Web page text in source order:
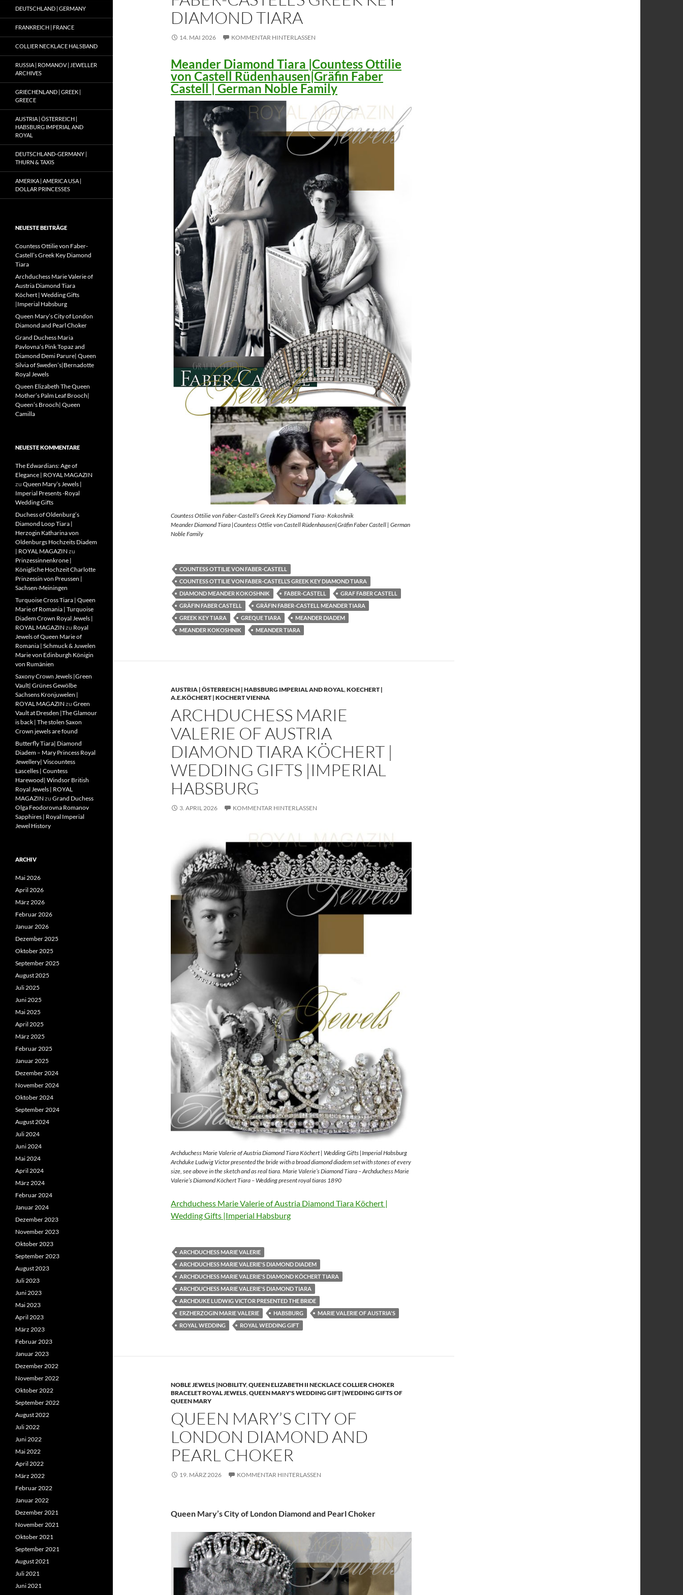
DIAMOND TIARA
14. MAI 2026 KOMMENTAR HINTERLASSEN
Meander Diamond Tiara |Countess Ottilie
von Castell Rüdenhausen|Gräfin Faber
Castell | German Noble Family
Countess Ottilie von Faber-Castell’s Greek Key Diamond Tiara- Kokoshnik
Meander Diamond Tiara |Countess Ottlie von Castell Rüdenhausen|Gräfin Faber Castell | German
Noble Family
COUNTESS OTTILIE VON FABER-CASTELL
COUNTESS OTTILIE VON FABER-CASTELL’S GREEK KEY DIAMOND TIARA
DIAMOND MEANDER KOKOSHNIK
FABER-CASTELL
GRAF FABER CASTELL
GRÄFIN FABER CASTELL
GRÄFIN FABER-CASTELL MEANDER TIARA
GREEK KEY TIARA
GREQUE TIARA
MEANDER DIADEM
MEANDER KOKOSHNIK
MEANDER TIARA
AUSTRIA | ÖSTERREICH | HABSBURG IMPERIAL AND ROYAL,KOECHERT |
A.E.KÖCHERT | KOCHERT VIENNA
ARCHDUCHESS MARIE
VALERIE OF AUSTRIA
DIAMOND TIARA KÖCHERT |
WEDDING GIFTS |IMPERIAL
HABSBURG
3. APRIL 2026 KOMMENTAR HINTERLASSEN
Archduchess Marie Valerie of Austria Diamond Tiara Köchert | Wedding Gifts |Imperial Habsburg
Archduke Ludwig Victor presented the bride with a broad diamond diadem set with stones of every
size, see above in the sketch and as real tiara. Marie Valerie’s Diamond Tiara – Archduchess Marie
Valerie’s Diamond Köchert Tiara – Wedding present royal tiaras 1890
Archduchess Marie Valerie of Austria Diamond Tiara Köchert |
Wedding Gifts |Imperial Habsburg
ARCHDUCHESS MARIE VALERIE
ARCHDUCHESS MARIE VALERIE'S DIAMOND DIADEM
ARCHDUCHESS MARIE VALERIE'S DIAMOND KÖCHERT TIARA
ARCHDUCHESS MARIE VALERIE'S DIAMOND TIARA
ARCHDUKE LUDWIG VICTOR PRESENTED THE BRIDE
ERZHERZOGIN MARIE VALERIE
HABSBURG
MARIE VALERIE OF AUSTRIA'S
ROYAL WEDDING
ROYAL WEDDING GIFT
NOBLE JEWELS |NOBILITY,QUEEN ELIZABETH II NECKLACE COLLIER CHOKER
BRACELET ROYAL JEWELS,QUEEN MARY'S WEDDING GIFT |WEDDING GIFTS OF
QUEEN MARY
QUEEN MARY’S CITY OF
LONDON DIAMOND AND
PEARL CHOKER
19. MÄRZ 2026 KOMMENTAR HINTERLASSEN
Queen Mary’s City of London Diamond and Pearl Choker
DEUTSCHLAND | GERMANY
FRANKREICH | FRANCE
COLLIER NECKLACE HALSBAND
RUSSIA | ROMANOV | JEWELLER
ARCHIVES
GRIECHENLAND | GREEK |
GREECE
AUSTRIA | ÖSTERREICH |
HABSBURG IMPERIAL AND
ROYAL
DEUTSCHLAND-GERMANY |
THURN & TAXIS
AMERIKA | AMERICA USA |
DOLLAR PRINCESSES
NEUESTE BEITRÄGE
Countess Ottilie von Faber-
Castell’s Greek Key Diamond
Tiara
Archduchess Marie Valerie of
Austria Diamond Tiara
Köchert | Wedding Gifts
|Imperial Habsburg
Queen Mary’s City of London
Diamond and Pearl Choker
Grand Duchess Maria
Pavlovna’s Pink Topaz and
Diamond Demi Parure| Queen
Silvia of Sweden’s|Bernadotte
Royal Jewels
Queen Elizabeth The Queen
Mother’s Palm Leaf Brooch|
Queen’s Brooch| Queen
Camilla
NEUESTE KOMMENTARE
The Edwardians: Age of
Elegance | ROYAL MAGAZIN
zu Queen Mary’s Jewels |
Imperial Presents -Royal
Wedding Gifts
Duchess of Oldenburg’s
Diamond Loop Tiara |
Herzogin Katharina von
Oldenburgs Hochzeits Diadem
| ROYAL MAGAZIN zu
Prinzessinnenkrone |
Königliche Hochzeit Charlotte
Prinzessin von Preussen |
Sachsen-Meiningen
Turquoise Cross Tiara | Queen
Marie of Romania | Turquoise
Diadem Crown Royal Jewels |
ROYAL MAGAZIN zu Royal
Jewels of Queen Marie of
Romania | Schmuck & Juwelen
Marie von Edinburgh Königin
von Rumänien
Saxony Crown Jewels |Green
Vault| Grünes Gewölbe
Sachsens Kronjuwelen |
ROYAL MAGAZIN zu Green
Vault at Dresden |The Glamour
is back | The stolen Saxon
Crown jewels are found
Butterfly Tiara| Diamond
Diadem – Mary Princess Royal
Jewellery| Viscountess
Lascelles | Countess
Harewood| Windsor British
Royal Jewels | ROYAL
MAGAZIN zu Grand Duchess
Olga Feodorovna Romanov
Sapphires | Royal Imperial
Jewel History
ARCHIV
Mai 2026
April 2026
März 2026
Februar 2026
Januar 2026
Dezember 2025
Oktober 2025
September 2025
August 2025
Juli 2025
Juni 2025
Mai 2025
April 2025
März 2025
Februar 2025
Januar 2025
Dezember 2024
November 2024
Oktober 2024
September 2024
August 2024
Juli 2024
Juni 2024
Mai 2024
April 2024
März 2024
Februar 2024
Januar 2024
Dezember 2023
November 2023
Oktober 2023
September 2023
August 2023
Juli 2023
Juni 2023
Mai 2023
April 2023
März 2023
Februar 2023
Januar 2023
Dezember 2022
November 2022
Oktober 2022
September 2022
August 2022
Juli 2022
Juni 2022
Mai 2022
April 2022
März 2022
Februar 2022
Januar 2022
Dezember 2021
November 2021
Oktober 2021
September 2021
August 2021
Juli 2021
Juni 2021